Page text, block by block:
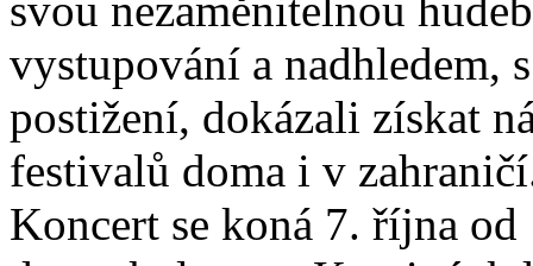
vystupování a nadhledem,
postižení, dokázali získat
festivalů doma i v
Koncert se koná 7. října